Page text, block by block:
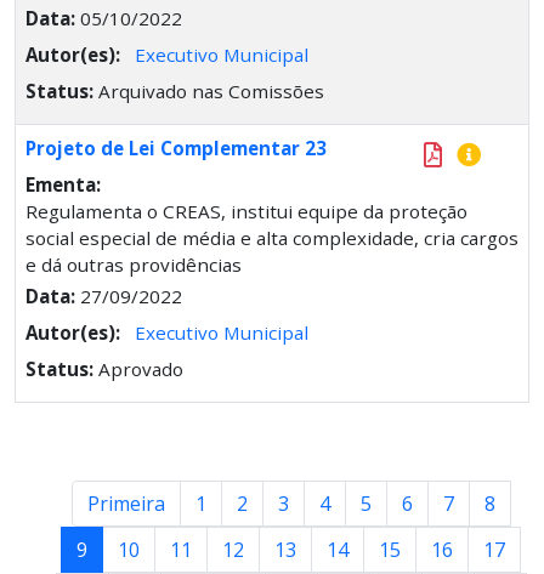
Data: 05/10/2022
Autor(es):
Executivo Municipal
Status: Arquivado nas Comissões
Projeto de Lei Complementar 23
Ementa:
Regulamenta o CREAS, institui equipe da proteção
social especial de média e alta complexidade, cria cargos
e dá outras providências
Data: 27/09/2022
Autor(es):
Executivo Municipal
Status: Aprovado
Primeira 1 2 3 4 5 6 7
8
9
10 11 12 13 14 15 16
17